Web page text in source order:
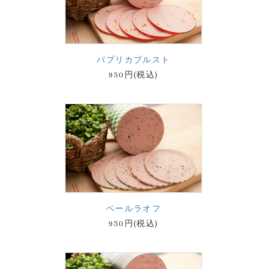
パプリカブルスト
950円(税込)
ベールラオフ
950円(税込)